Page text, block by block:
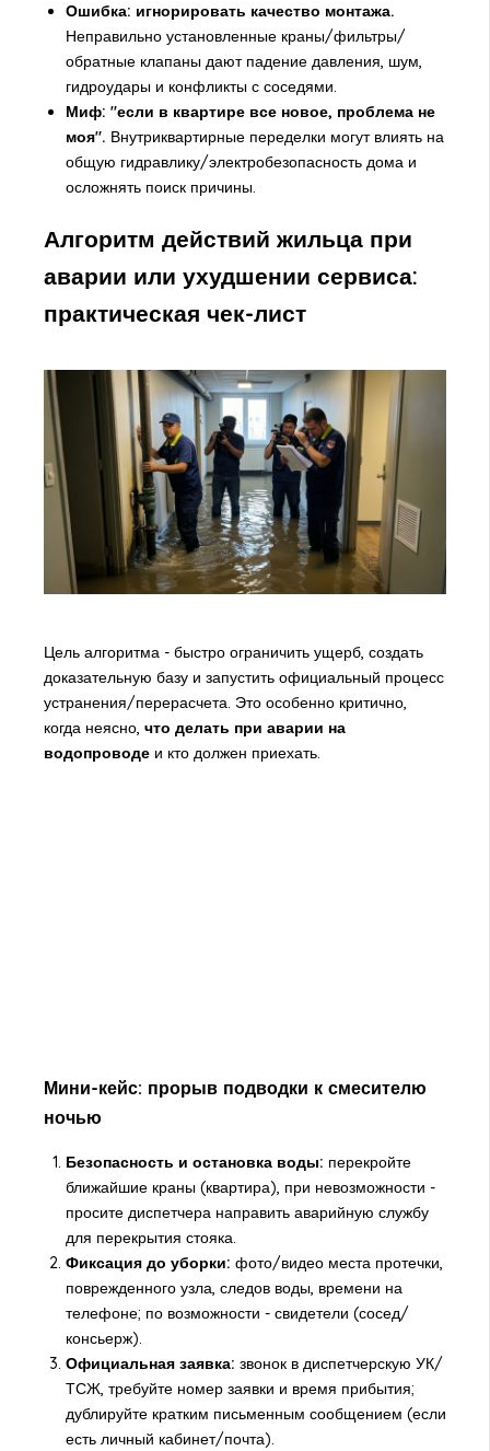
Ошибка: игнорировать качество монтажа.
Неправильно установленные краны/фильтры/
обратные клапаны дают падение давления, шум,
гидроудары и конфликты с соседями.
Миф: "если в квартире все новое, проблема не
моя". Внутриквартирные переделки могут влиять на
общую гидравлику/электробезопасность дома и
осложнять поиск причины.
Алгоритм действий жильца при
аварии или ухудшении сервиса:
практическая чек-лист
Цель алгоритма - быстро ограничить ущерб, создать
доказательную базу и запустить официальный процесс
устранения/перерасчета. Это особенно критично,
когда неясно, что делать при аварии на
водопроводеи кто должен приехать.
Мини-кейс: прорыв подводки к смесителю
ночью
Безопасность и остановка воды: перекройте
ближайшие краны (квартира), при невозможности -
просите диспетчера направить аварийную службу
для перекрытия стояка.
Фиксация до уборки: фото/видео места протечки,
поврежденного узла, следов воды, времени на
телефоне; по возможности - свидетели (сосед/
консьерж).
Официальная заявка: звонок в диспетчерскую УК/
ТСЖ, требуйте номер заявки и время прибытия;
дублируйте кратким письменным сообщением (если
есть личный кабинет/почта).